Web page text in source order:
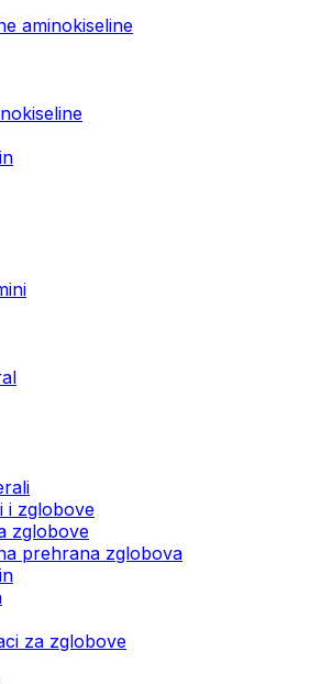
aminokiseline
i zglobove
zglobove
prehrana zglobova
za zglobove